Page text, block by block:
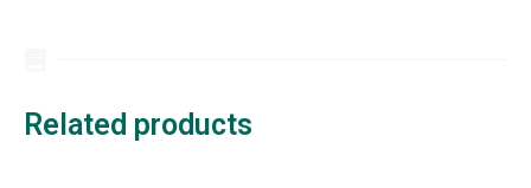
Related products